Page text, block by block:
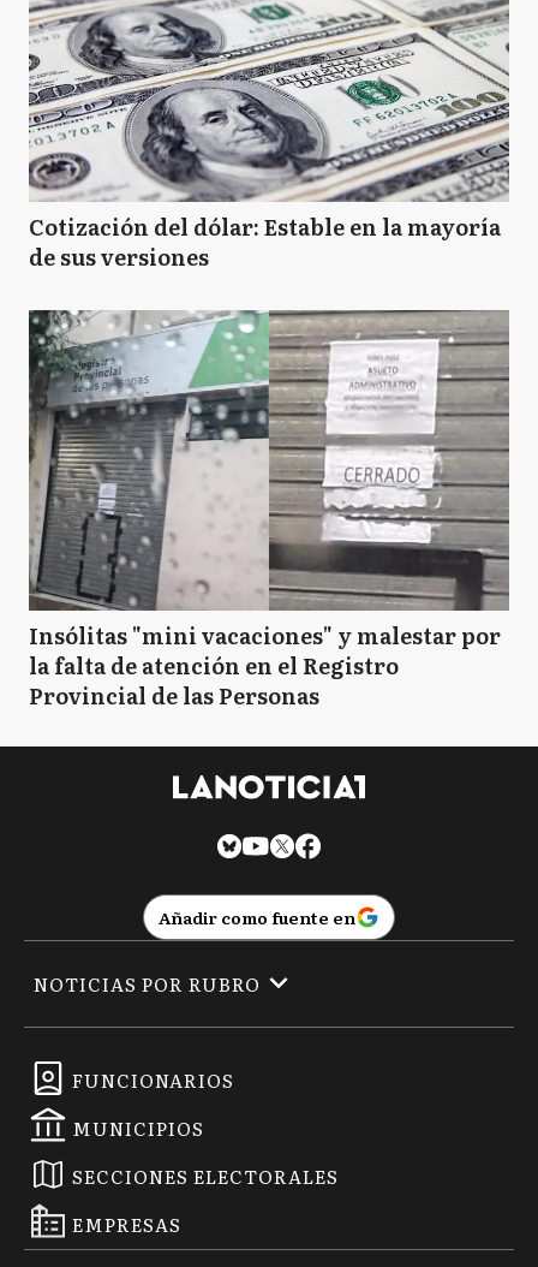
Cotización del dólar: Estable en la mayoría
de sus versiones
Insólitas "mini vacaciones" y malestar por
la falta de atención en el Registro
Provincial de las Personas
Añadir como fuente en
FUNCIONARIOS
MUNICIPIOS
SECCIONES ELECTORALES
EMPRESAS
NOTICIAS POR RUBRO